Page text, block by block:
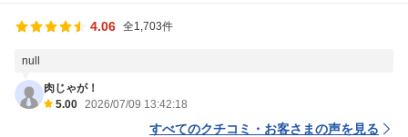
4.06 全1,703件
null
肉じゃが！
5.00 2026/07/09 13:42:18
すべてのクチコミ・お客さまの声を見る